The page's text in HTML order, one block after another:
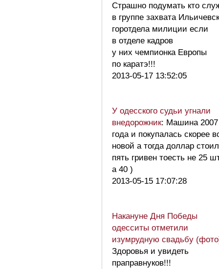
Страшно подумать кто
в группе захвата
горотдела милиции если
в отделе кадров
у них чемпионка Европы
по каратэ!!!
2013-05-17 13:52:05
У одесского судьи угнали
внедорожник: Машина 2007
года и покупалась скорее
новой а тогда доллар стоил
пять гривен тоесть не 25
а 40 )
2013-05-15 17:07:28
Накануне Дня Победы
одесситы отметили
изумрудную свадьбу
Здоровья и увидеть
праправнуков!!!